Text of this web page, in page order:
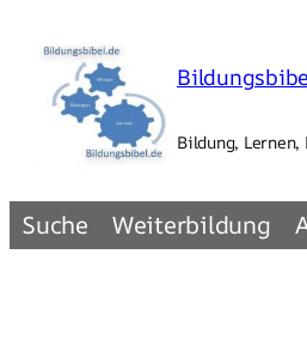
Inhalt
springen
Bildung, Lernen,
Suche Weiterbildung